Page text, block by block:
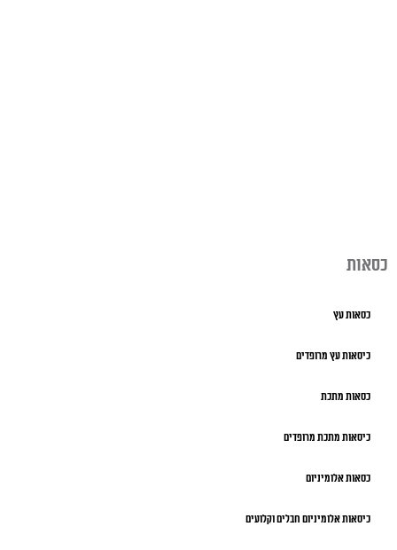
כסאות
כסאות עץ
כיסאות עץ מרופדים
כסאות מתכת
כיסאות מתכת מרופדים
כסאות אלומיניום
כיסאות אלומיניום חבלים וקלועים